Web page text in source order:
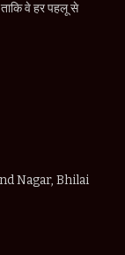
ताकि वे हर पहलू से
Nagar, Bhilai